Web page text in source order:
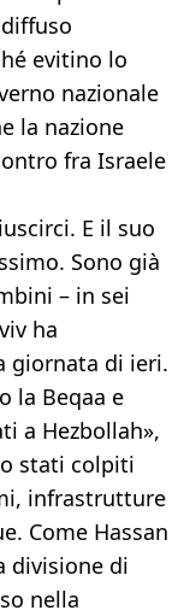
evitino lo
nazionale
la nazione
fra Israele
E il suo
Sono già
– in sei
ha
giornata di ieri.
la Beqaa e
a Hezbollah»,
stati colpiti
infrastrutture
Come Hassan
divisione di
nella